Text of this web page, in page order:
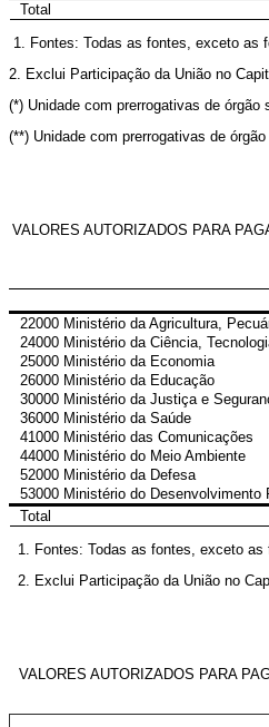
Total
1. Fontes: Todas as fontes, exceto as
2. Exclui Participação da União no
(*) Unidade com prerrogativas de órgão
(**) Unidade com prerrogativas de
VALORES AUTORIZADOS PARA
22000 Ministério da Agricultura,
24000 Ministério da Ciência,
25000 Ministério da Economia
26000 Ministério da Educação
30000 Ministério da Justiça e
36000 Ministério da Saúde
41000 Ministério das Comunicações
44000 Ministério do Meio Ambiente
52000 Ministério da Defesa
53000 Ministério do Desenvolvimento
Total
1. Fontes: Todas as fontes, exceto
2. Exclui Participação da União no
VALORES AUTORIZADOS PARA